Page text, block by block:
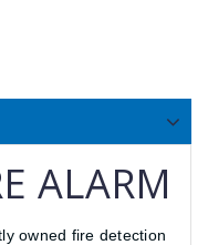
ALARM
owned fire detection